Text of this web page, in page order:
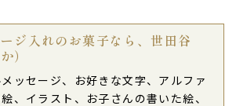
日
で可愛いく美味しくて、喜んでもら
います。（購入者様）
ジ入れのお菓子なら、世田谷
）
ッセージ、お好きな文字、アルファ
、イラスト、お子さんの書いた絵、